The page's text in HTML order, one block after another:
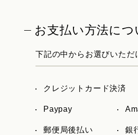
お支払い方法につ
下記の中からお選びいただ
クレジットカード決済
Paypay
郵便局後払い 銀